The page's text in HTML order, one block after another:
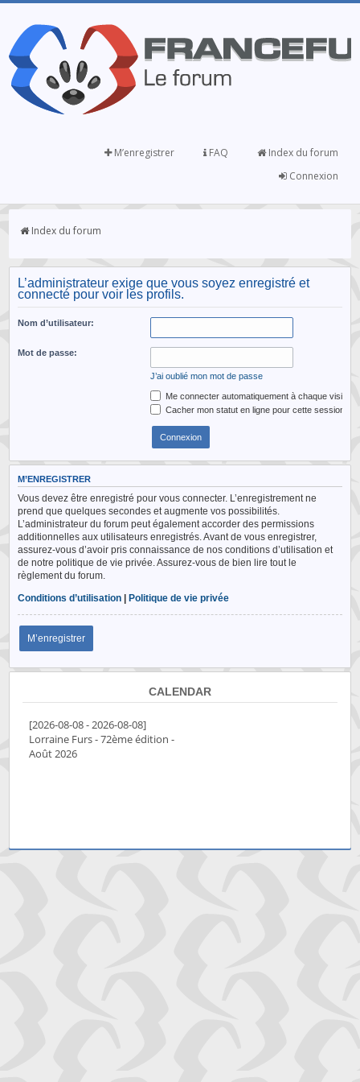
Index du forum
FAQ
M’enregistrer
Connexion
Index du forum
L’administrateur exige que vous soyez enregistré et
connecté pour voir les profils.
Nom d’utilisateur:
Mot de passe:
J’ai oublié mon mot de passe
Me connecter automatiquement à chaque visite
Cacher mon statut en ligne pour cette session
M’ENREGISTRER
Vous devez être enregistré pour vous connecter. L’enregistrement ne
prend que quelques secondes et augmente vos possibilités.
L’administrateur du forum peut également accorder des permissions
additionnelles aux utilisateurs enregistrés. Avant de vous enregistrer,
assurez-vous d’avoir pris connaissance de nos conditions d’utilisation et
de notre politique de vie privée. Assurez-vous de bien lire tout le
règlement du forum.
Conditions d’utilisation |Politique de vie privée
M’enregistrer
CALENDAR